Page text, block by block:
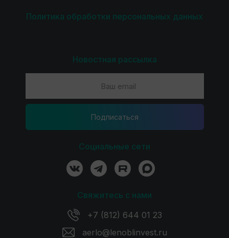
Политика обработки персональных данных
Новостная рассылка
Подпиcаться
Социальные сети
Свяжитесь с нами
+7 (812) 644 01 23
aerlo@lenoblinvest.ru